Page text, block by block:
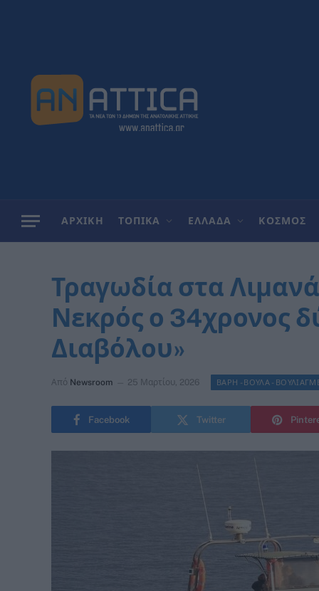
ΑΡΧΙΚΗ ΤΟΠΙΚΑ ΕΛΛΑΔΑ ΚΟΣΜΟΣ
Τραγωδία στα
Νεκρός ο 34χρονος
Διαβόλου»
Από Newsroom 25 Μαρτίου, 2026 ΒΑΡΗ - ΒΟΥΛΑ -
Facebook Twitter